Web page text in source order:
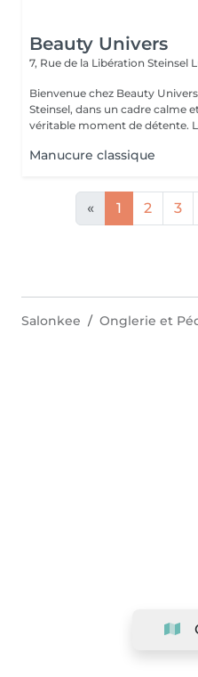
Beauty Univers
7, Rue de la Libération Steinsel
Bienvenue chez Beauty
Steinsel, dans un cadre calme
Manucure classique
« 1 2 3
Salonkee Onglerie et